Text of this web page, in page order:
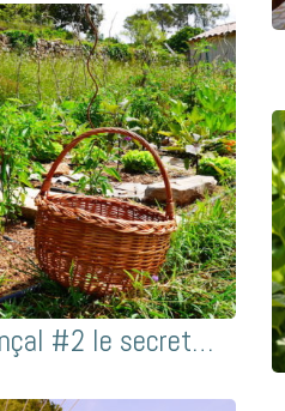
#2 le secret…